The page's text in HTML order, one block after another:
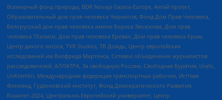
Всемирный фонд природы, BDR Novaja Gazeta-Europe, Алтай проект,
Образовательный дом прав человека Чернигов, Фонд Дом Прав Человека,
Белорусский дом прав человека имени Бориса Звозскова, Дом прав
человека Тбилиси, Дом прав человека Ереван, Дом прав человека Крым,
Центр дикого лосося, TVR Studios, ТВ Дождь, Центр европейских
исследований им Вилфрида Мартенса, Сетевое объединение журналистов
расследователей, АЛЛАТРА, За свободную Россию, Свободная Бурятия, Uralic,
UnKremlin, Международная федерация транспортных рабочих, ИстЧам
Финланд, Гудзоновский институт, Фонд Демократического Развития,
Комитет-2024, Центрально-Европейский университет, Центр